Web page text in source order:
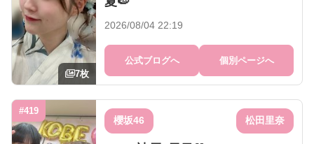
7枚
2026/08/04 22:19
公式ブログへ 個別ページへ
#419
櫻坂46 松田里奈